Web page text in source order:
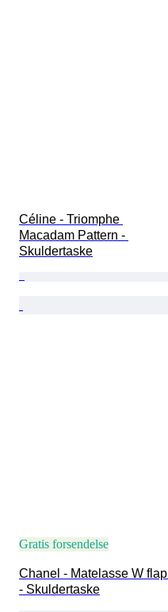
Céline - Triomphe
Macadam Pattern -
Skuldertaske
Gratis forsendelse
Chanel - Matelasse W flap
- Skuldertaske